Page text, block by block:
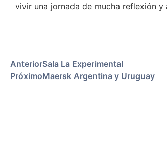
vivir una jornada de mucha reflexión y
AnteriorSala La Experimental
PróximoMaersk Argentina y Uruguay